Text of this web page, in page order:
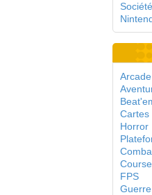
Société
Arcade
Cartes
Horror
Course
FPS
Guerre